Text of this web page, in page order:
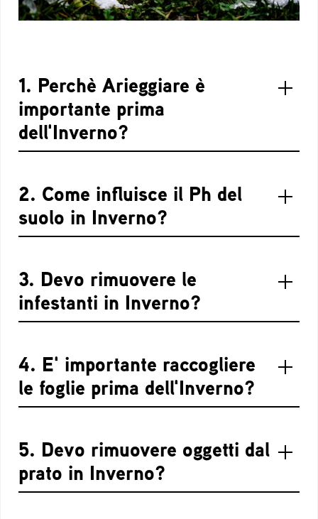
1. Perchè Arieggiare è
importante prima
dell'Inverno?
2. Come influisce il Ph del
suolo in Inverno?
3. Devo rimuovere le
infestanti in Inverno?
4. E' importante raccogliere
le foglie prima dell'Inverno?
5. Devo rimuovere oggetti dal
prato in Inverno?